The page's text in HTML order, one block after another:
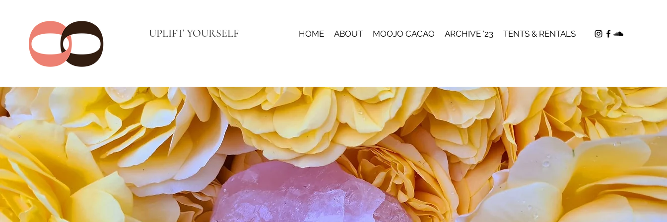
UPLIFT YOURSELF HOME ABOUT MOOJO CACAO ARCHIVE '23 TENTS & RENTALS